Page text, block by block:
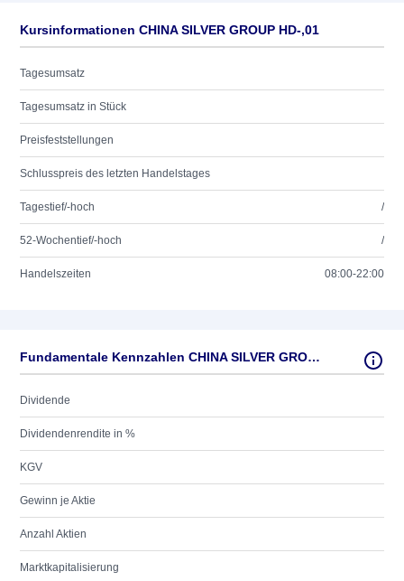
Kursinformationen CHINA SILVER GROUP HD-,01
Tagesumsatz
Tagesumsatz in Stück
Preisfeststellungen
Schlusspreis des letzten Handelstages
Tagestief/-hoch /
52-Wochentief/-hoch /
Handelszeiten 08:00-22:00
Fundamentale Kennzahlen CHINA SILVER GROUP HD-,01
Dividende
Dividendenrendite in %
KGV
Gewinn je Aktie
Anzahl Aktien
Marktkapitalisierung